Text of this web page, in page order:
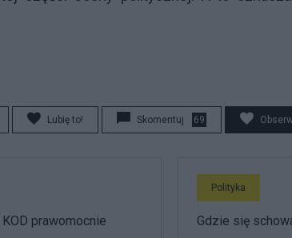
Lubię to! Skomentuj 69
prawomocnie
Polityka
Gdzie się